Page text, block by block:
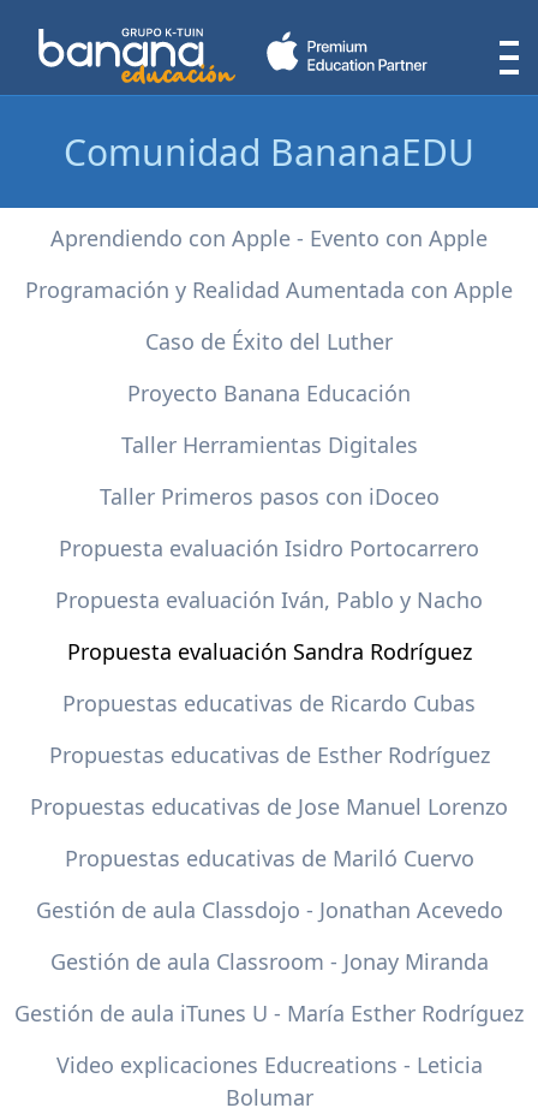
Comunidad BananaEDU
Aprendiendo con Apple - Evento con Apple
Programación y Realidad Aumentada con Apple
Caso de Éxito del Luther
Proyecto Banana Educación
Taller Herramientas Digitales
Taller Primeros pasos con iDoceo
Propuesta evaluación Isidro Portocarrero
Propuesta evaluación Iván, Pablo y Nacho
Propuesta evaluación Sandra Rodríguez
Propuestas educativas de Ricardo Cubas
Propuestas educativas de Esther Rodríguez
Propuestas educativas de Jose Manuel Lorenzo
Propuestas educativas de Mariló Cuervo
Gestión de aula Classdojo - Jonathan Acevedo
Gestión de aula Classroom - Jonay Miranda
Gestión de aula iTunes U - María Esther Rodríguez
Video explicaciones Educreations - Leticia
Bolumar